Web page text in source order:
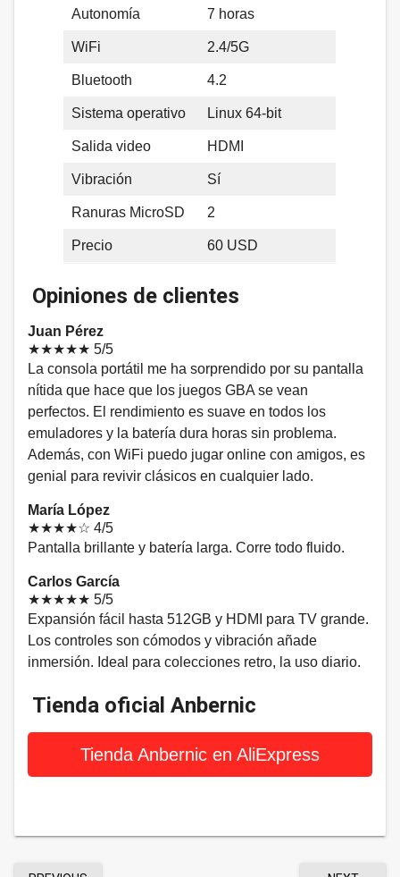
Autonomía 7 horas
WiFi 2.4/5G
Bluetooth 4.2
Sistema operativo Linux 64-bit
Salida video HDMI
Vibración Sí
Ranuras MicroSD 2
Precio 60 USD
Opiniones de clientes
Juan Pérez
★★★★★ 5/5
La consola portátil me ha sorprendido por su pantalla
nítida que hace que los juegos GBA se vean
perfectos. El rendimiento es suave en todos los
emuladores y la batería dura horas sin problema.
Además, con WiFi puedo jugar online con amigos, es
genial para revivir clásicos en cualquier lado.
María López
★★★★☆ 4/5
Pantalla brillante y batería larga. Corre todo fluido.
Carlos García
★★★★★ 5/5
Expansión fácil hasta 512GB y HDMI para TV grande.
Los controles son cómodos y vibración añade
inmersión. Ideal para colecciones retro, la uso diario.
Tienda oficial Anbernic
Tienda Anbernic en AliExpress